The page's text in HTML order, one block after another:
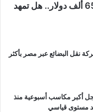
حيتان بيتكوين تعزز مراكزها دون 65 ألف دولار.. هل تمهد
نقل البضائع عبر مصر بأكثر
أكبر مكاسب أسبوعية منذ